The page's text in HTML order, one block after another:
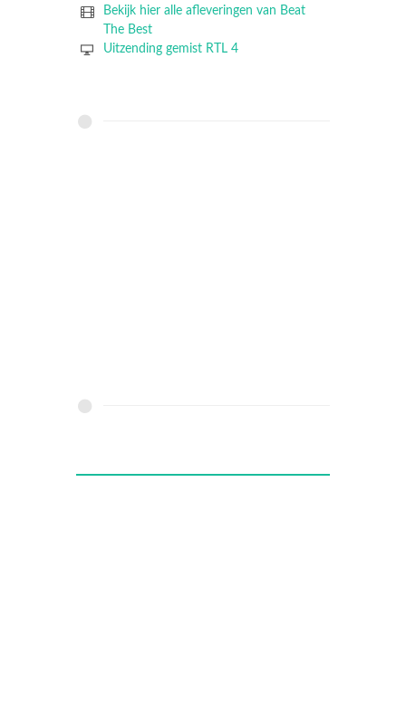
Bekijk hier alle afleveringen van Beat
The Best
Uitzending gemist RTL 4